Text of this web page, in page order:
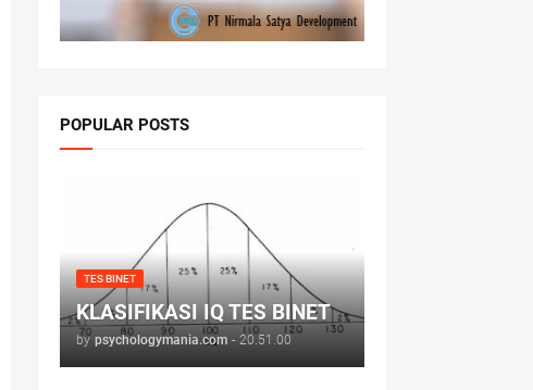
POPULAR POSTS
TES BINET
KLASIFIKASI IQ TES BINET
by psychologymania.com - 20.51.00